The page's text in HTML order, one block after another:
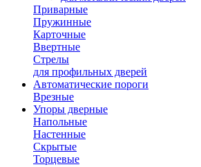
Приварные
Пружинные
Карточные
Ввертные
Стрелы
для профильных дверей
Автоматические пороги
Врезные
Упоры дверные
Напольные
Настенные
Скрытые
Торцевые